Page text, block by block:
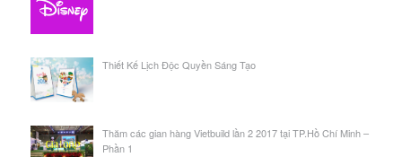
Thiết Kế Lịch Độc Quyền Sáng Tạo
Thăm các gian hàng Vietbuild lần 2 2017 tại TP.Hồ Chí Minh –
Phần 1